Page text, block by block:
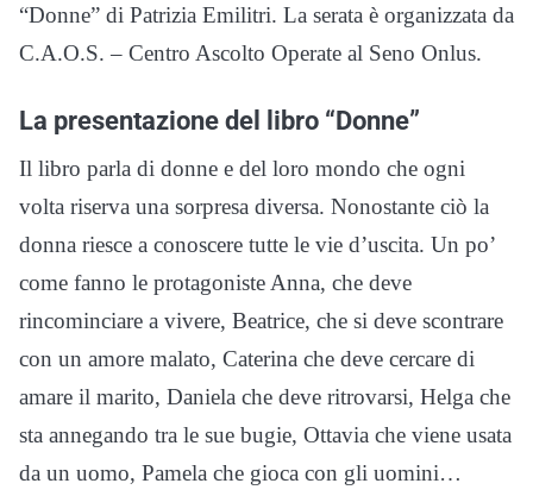
“Donne” di Patrizia Emilitri. La serata è organizzata da
C.A.O.S. – Centro Ascolto Operate al Seno Onlus.
La presentazione del libro “Donne”
Il libro parla di donne e del loro mondo che ogni
volta riserva una sorpresa diversa. Nonostante ciò la
donna riesce a conoscere tutte le vie d’uscita. Un po’
come fanno le protagoniste Anna, che deve
rincominciare a vivere, Beatrice, che si deve scontrare
con un amore malato, Caterina che deve cercare di
amare il marito, Daniela che deve ritrovarsi, Helga che
sta annegando tra le sue bugie, Ottavia che viene usata
da un uomo, Pamela che gioca con gli uomini…